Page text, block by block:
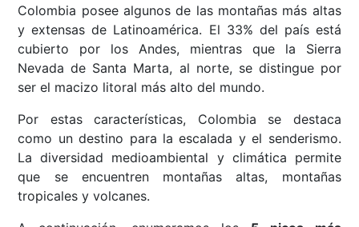
Colombia posee algunos de las montañas más altas
y extensas de Latinoamérica. El 33% del país está
cubierto por los Andes, mientras que la Sierra
Nevada de Santa Marta, al norte, se distingue por
ser el macizo litoral más alto del mundo.
Por estas características, Colombia se destaca
como un destino para la escalada y el senderismo.
La diversidad medioambiental y climática permite
que se encuentren montañas altas, montañas
tropicales y volcanes.